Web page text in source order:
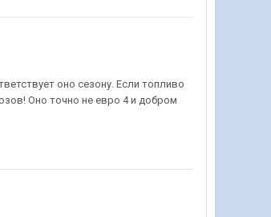
оно сезону. Если топливо
Оно точно не евро 4 и добром